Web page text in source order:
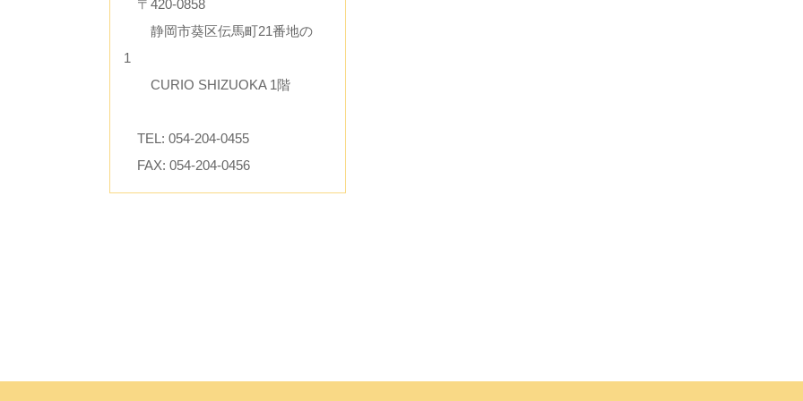
〒420-0858
静岡市葵区伝馬町21番地の
1
CURIO SHIZUOKA 1階
TEL: 054-204-0455
FAX: 054-204-0456